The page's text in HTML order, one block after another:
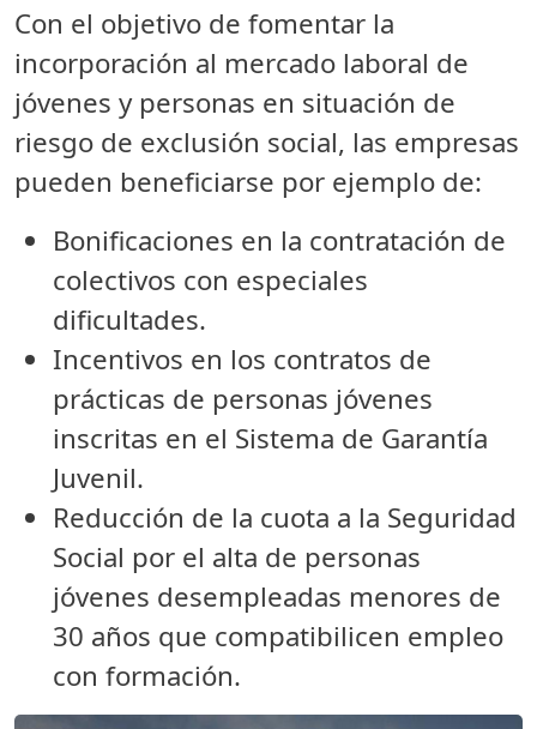
Con el objetivo de fomentar la
incorporación al mercado laboral de
jóvenes y personas en situación de
riesgo de exclusión social, las empresas
pueden beneficiarse por ejemplo de:
Bonificaciones en la contratación de
colectivos con especiales
dificultades.
Incentivos en los contratos de
prácticas de personas jóvenes
inscritas en el Sistema de Garantía
Juvenil.
Reducción de la cuota a la Seguridad
Social por el alta de personas
jóvenes desempleadas menores de
30 años que compatibilicen empleo
con formación.